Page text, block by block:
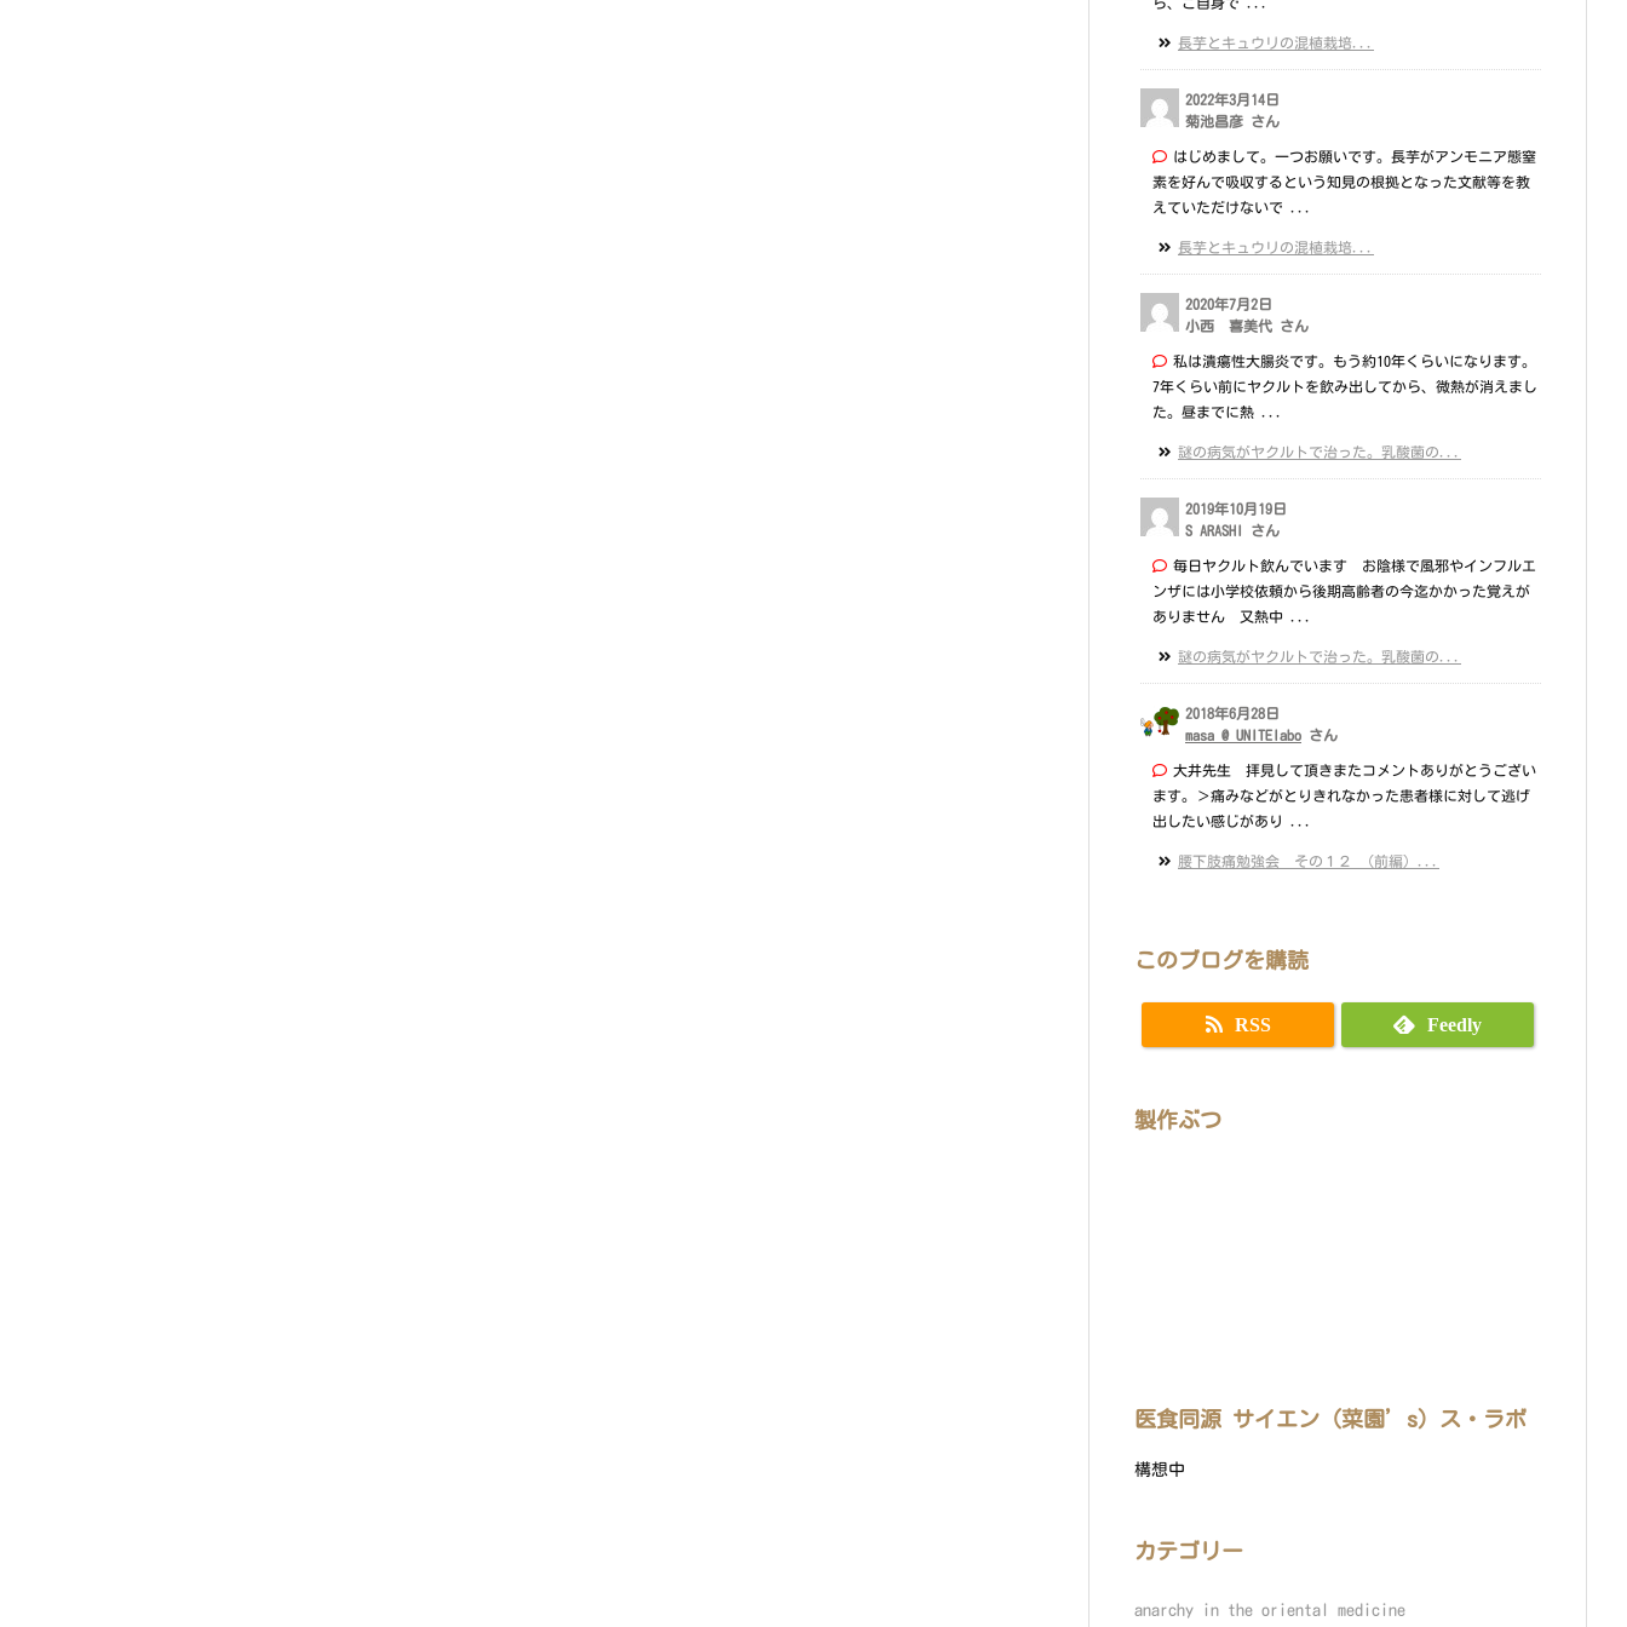
長芋とキュウリの混植栽培...
2022年3月14日
菊池昌彦 さん
はじめまして。一つお願いです。長芋がアンモニア態窒
素を好んで吸収するという知見の根拠となった文献等を教
えていただけないで ...
長芋とキュウリの混植栽培...
2020年7月2日
小西 喜美代 さん
私は潰瘍性大腸炎です。もう約10年くらいになります。
7年くらい前にヤクルトを飲み出してから、微熱が消えまし
た。昼までに熱 ...
謎の病気がヤクルトで治った。乳酸菌の...
2019年10月19日
S ARASHI さん
毎日ヤクルト飲んでいます お陰様で風邪やインフルエ
ンザには小学校依頼から後期高齢者の今迄かかった覚えが
ありません 又熱中 ...
謎の病気がヤクルトで治った。乳酸菌の...
2018年6月28日
masa @ UNITElabo さん
大井先生 拝見して頂きまたコメントありがとうござい
ます。＞痛みなどがとりきれなかった患者様に対して逃げ
出したい感じがあり ...
腰下肢痛勉強会 その１２ （前編）...
このブログを購読
RSS Feedly
製作ぶつ
医食同源 サイエン（菜園’s）ス・ラボ
構想中
カテゴリー
anarchy in the oriental medicine